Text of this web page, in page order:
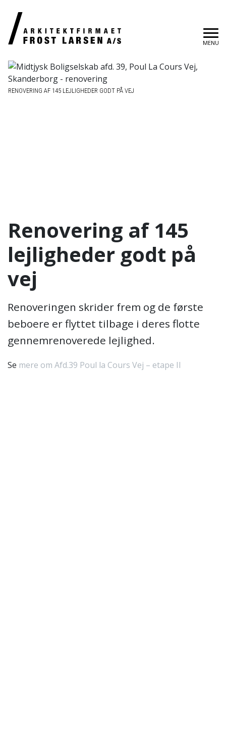
MENU
RENOVERING AF 145 LEJLIGHEDER GODT PÅ VEJ
Renovering af 145
lejligheder godt på
vej
Renoveringen skrider frem og de første
beboere er flyttet tilbage i deres flotte
gennemrenoverede lejlighed.
Se mere om Afd.39 Poul la Cours Vej – etape II